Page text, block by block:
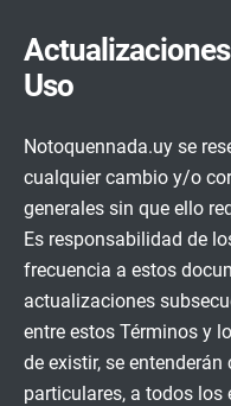
Uso
Notoquennada.uy se
cualquier cambio y/o
generales sin que ello
Es responsabilidad de
frecuencia a estos
actualizaciones
entre estos Términos y
de existir, se
particulares, a todos los